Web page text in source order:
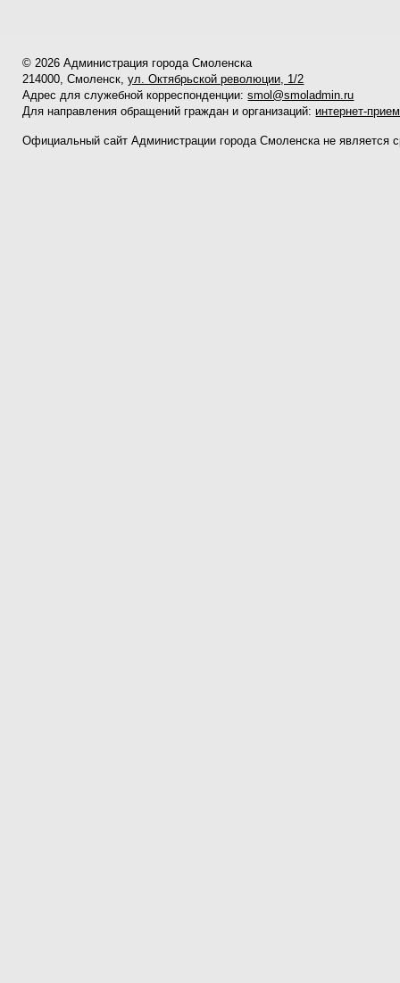
© 2026 Администрация города Смоленска
214000, Смоленск,ул. Октябрьской революции, 1/2
Адрес для служебной корреспонденции:smol@smoladmin.ru
Для направления обращений граждан и организаций: интернет-
Официальный сайт Администрации города Смоленска не является